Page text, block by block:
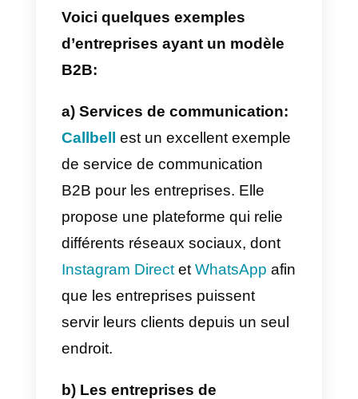
produits électroniques, d’internet,
de forfaits de voyage, de vols, de
En réalité, il existe de nombreux
types différents de
consommateurs finaux en
fonction de l’article ou du service
qu’ils achètent. Mais ils tournent
tous autour de la même idée. Ils
sont définis comme la personne
ou l’entreprise qui utilise
finalement le produit ou le